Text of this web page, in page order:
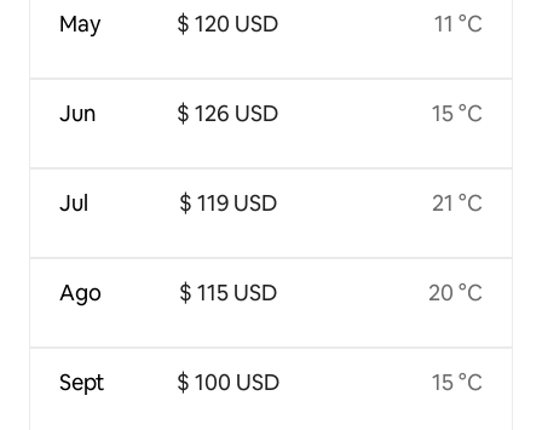
May
Jun
Jul
Ago
Sept
$ 120 USD
$ 126 USD
$ 119 USD
$ 115 USD
$ 100 USD
11 °C
15 °C
21 °C
20 °C
15 °C